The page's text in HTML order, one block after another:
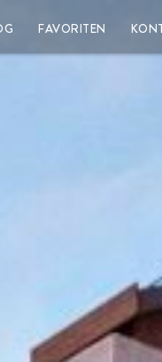
FAVORITEN